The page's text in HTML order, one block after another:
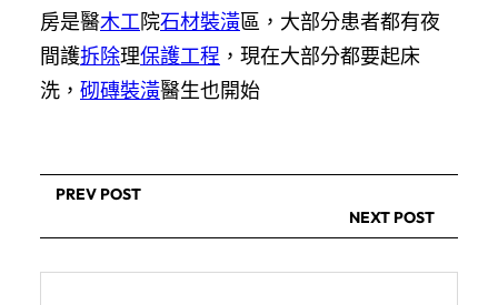
房是醫木工院石材裝潢區，大部分患者都有夜
間護拆除理保護工程 ，現在大部分都要起床
洗， 砌磚裝潢醫生也開始
PREV POST
NEXT POST